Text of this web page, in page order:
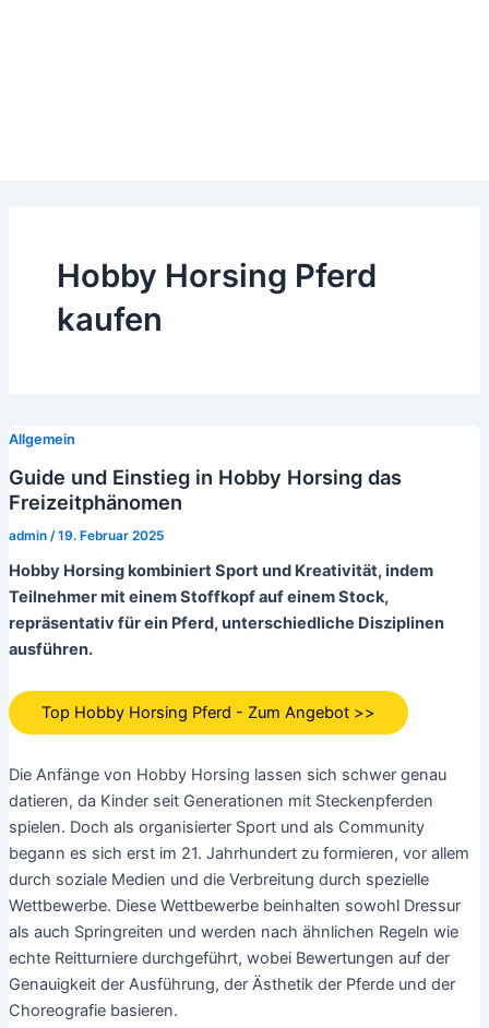
Hobby Horsing Pferd
kaufen
Allgemein
Guide und Einstieg in Hobby Horsing das
Freizeitphänomen
admin /19. Februar 2025
Hobby Horsing kombiniert Sport und Kreativität, indem
Teilnehmer mit einem Stoffkopf auf einem Stock,
repräsentativ für ein Pferd, unterschiedliche Disziplinen
ausführen.
Top Hobby Horsing Pferd - Zum Angebot >>
Die Anfänge von Hobby Horsing lassen sich schwer genau
datieren, da Kinder seit Generationen mit Steckenpferden
spielen. Doch als organisierter Sport und als Community
begann es sich erst im 21. Jahrhundert zu formieren, vor allem
durch soziale Medien und die Verbreitung durch spezielle
Wettbewerbe. Diese Wettbewerbe beinhalten sowohl Dressur
als auch Springreiten und werden nach ähnlichen Regeln wie
echte Reitturniere durchgeführt, wobei Bewertungen auf der
Genauigkeit der Ausführung, der Ästhetik der Pferde und der
Choreografie basieren.